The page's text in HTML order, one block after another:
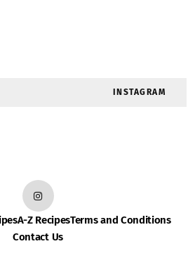
INSTAGRAM
A-Z RecipesTerms and Conditions
Contact Us